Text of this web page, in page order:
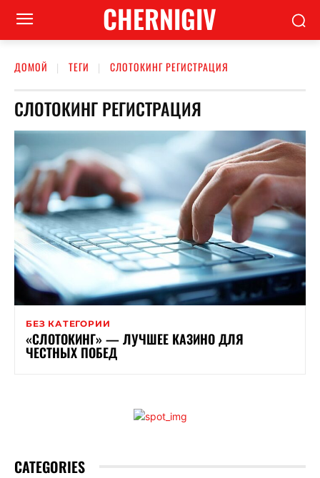
CHERNIGIV
ДОМОЙ ТЕГИ СЛОТОКИНГ РЕГИСТРАЦИЯ
СЛОТОКИНГ РЕГИСТРАЦИЯ
БЕЗ КАТЕГОРИИ
«СЛОТОКИНГ» — ЛУЧШЕЕ КАЗИНО ДЛЯ
ЧЕСТНЫХ ПОБЕД
CATEGORIES